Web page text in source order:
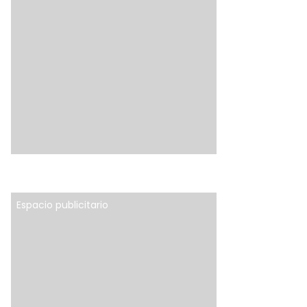
Espacio publicitario